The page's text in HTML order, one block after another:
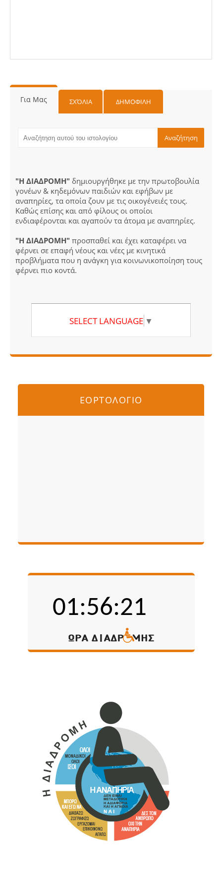
Για Μας ΣΧΌΛΙΑ ΔΗΜΟΦΙΛΗ
"Η ΔΙΑΔΡΟΜΗ" δημιουργήθηκε με την πρωτοβουλία
γονέων & κηδεμόνων παιδιών και εφήβων με
αναπηρίες, τα οποία ζουν με τις οικογένειές τους.
Καθώς επίσης και από φίλους οι οποίοι
ενδιαφέρονται και αγαπούν τα άτομα με αναπηρίες.
"Η ΔΙΑΔΡΟΜΗ" προσπαθεί και έχει καταφέρει να
φέρνει σε επαφή νέους και νέες με κινητικά
προβλήματα που η ανάγκη για κοινωνικοποίηση τους
φέρνει πιο κοντά.
SELECT LANGUAGE ▼
ΕΟΡΤΟΛΟΓΙΟ